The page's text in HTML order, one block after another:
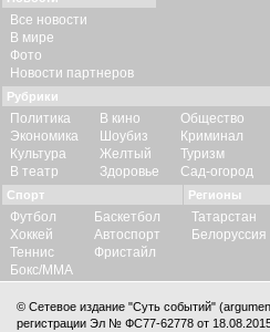
Все новости
В мире
Фото
Новости партнеров
Рубрики
Политика
Экономика
Культура
В театр
В кино
Шоубиз
Желтый
Здоровье
Общество
Криминал
Туризм
Сад-огород
Спорт
Футбол
Хоккей
Теннис
Бокс/ММА
Баскетбол
Автоспорт
Фристайл
Регионы
Татарстан
Белоруссия
© Сетевое издание "Суть событий"
регистрации Эл № ФС77-62778 от